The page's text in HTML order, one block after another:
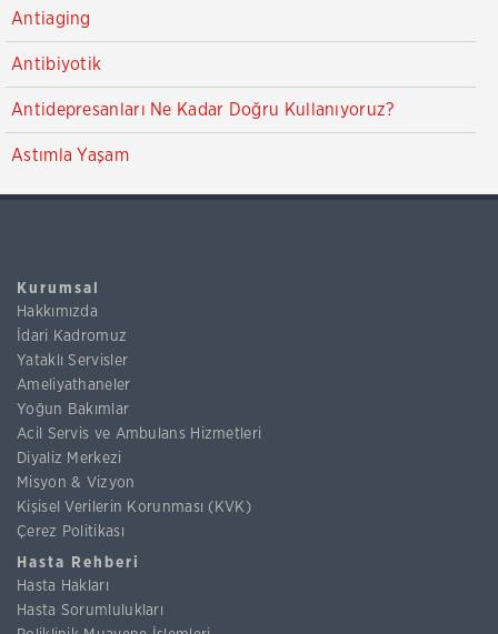
Antiaging
Antibiyotik
Antidepresanları Ne Kadar Doğru Kullanıyoruz?
Astımla Yaşam
Kurumsal
Hakkımızda
İdari Kadromuz
Yataklı Servisler
Ameliyathaneler
Yoğun Bakımlar
Acil Servis ve Ambulans Hizmetleri
Diyaliz Merkezi
Misyon & Vizyon
Kişisel Verilerin Korunması (KVK)
Çerez Politikası
Hasta Rehberi
Hasta Hakları
Hasta Sorumlulukları